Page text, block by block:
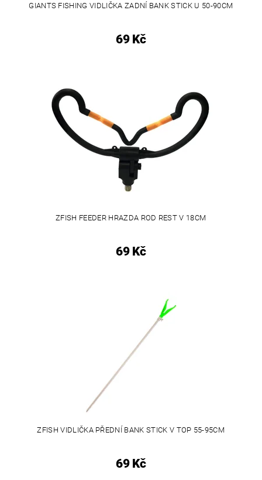
GIANTS FISHING VIDLIČKA ZADNÍ BANK STICK U 50-90CM
69 Kč
ZFISH FEEDER HRAZDA ROD REST V 18CM
69 Kč
ZFISH VIDLIČKA PŘEDNÍ BANK STICK V TOP 55-95CM
69 Kč